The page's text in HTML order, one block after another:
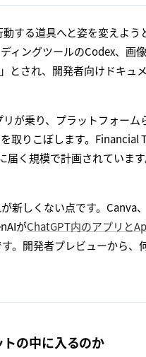
する道具へと姿を変えよ
ィングツールのCodex、画
とされ、開発者向けドキュ
が乗り、プラットフォー
取りこぼします。Financial
届く規模で計画されていま
新しくない点です。Canva
がChatGPT内のアプリと
。開発者プレビューから、
の中に入るのか